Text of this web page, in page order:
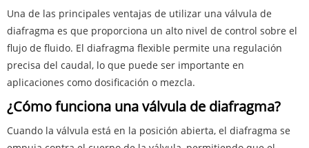
Una de las principales ventajas de utilizar una válvula de
diafragma es que proporciona un alto nivel de control sobre el
flujo de fluido. El diafragma flexible permite una regulación
precisa del caudal, lo que puede ser importante en
aplicaciones como dosificación o mezcla.
¿Cómo funciona una válvula de diafragma?
Cuando la válvula está en la posición abierta, el diafragma se